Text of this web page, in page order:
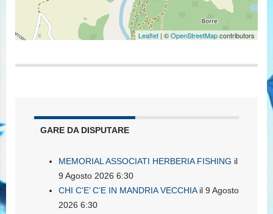
Leaflet | ©OpenStreetMapcontributors
GARE DA DISPUTARE
MEMORIAL ASSOCIATI HERBERIA FISHING il
9 Agosto 2026 6:30
CHI C’E’ C’E IN MANDRIA VECCHIAil 9 Agosto
2026 6:30